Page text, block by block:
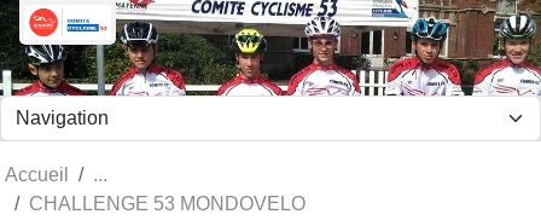
Accueil
CHALLENGE 53 MONDOVELO
Panneau de gestion des cookies